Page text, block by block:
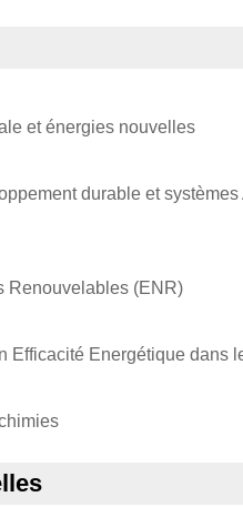
et énergies nouvelles
durable et
Renouvelables (ENR)
Efficacité Energétique dans